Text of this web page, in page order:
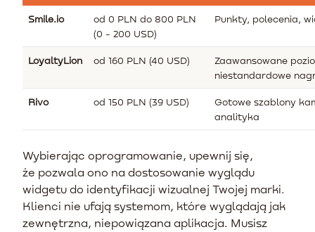
Smile.io
od 0 PLN do 800 PLN
(0 - 200 USD)
Punkty, polecenia,
LoyaltyLion od 160 PLN (40 USD)
Zaawansowane
niestandardowe
Rivo od 150 PLN (39 USD)
Gotowe szablony
analityka
Wybierając oprogramowanie, upewnij się,
że pozwala ono na dostosowanie wyglądu
widgetu do identyfikacji wizualnej Twojej marki.
Klienci nie ufają systemom, które wyglądają jak
zewnętrzna, niepowiązana aplikacja. Musisz